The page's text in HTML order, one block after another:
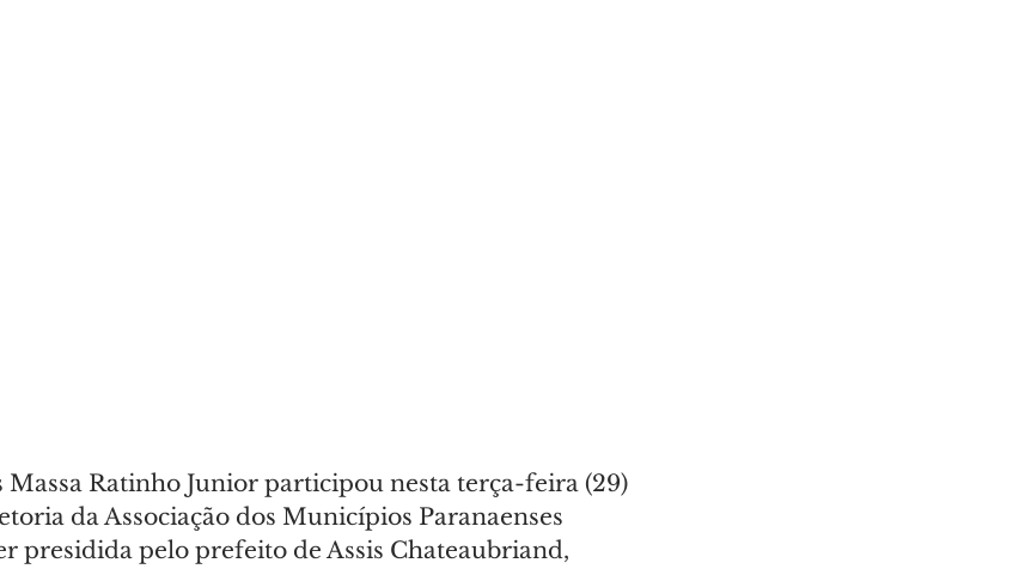
Ratinho Junior participou nesta terça-feira (29)
da Associação dos Municípios Paranaenses
presidida pelo prefeito de Assis Chateaubriand,